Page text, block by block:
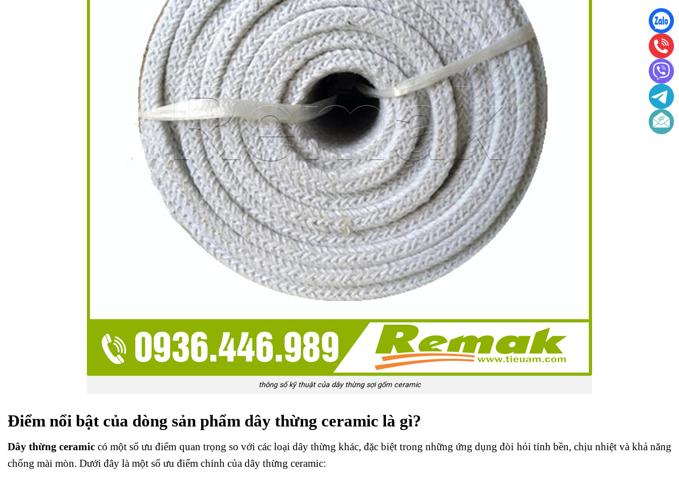
thông số kỹ thuật của dây thừng sợi gốm ceramic
Điểm nổi bật của dòng sản phẩm dây thừng ceramic là gì?
Dây thừng ceramic có một số ưu điểm quan trọng so với các loại dây thừng khác, đặc biệt trong những ứng dụng đòi hỏi tính bền, chịu nhiệt và khả năng
chống mài mòn. Dưới đây là một số ưu điểm chính của dây thừng ceramic: